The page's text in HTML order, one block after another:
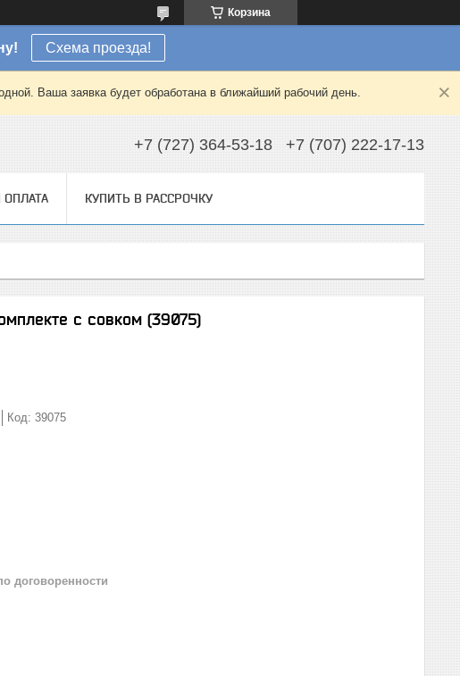
Корзина
Схема проезда!
Ваша заявка будет обработана в ближайший рабочий день.
+7 (727) 364-53-18 +7 (707) 222-17-13
ОПЛАТА КУПИТЬ В РАССРОЧКУ
с совком (39075)
Код: 39075
договоренности